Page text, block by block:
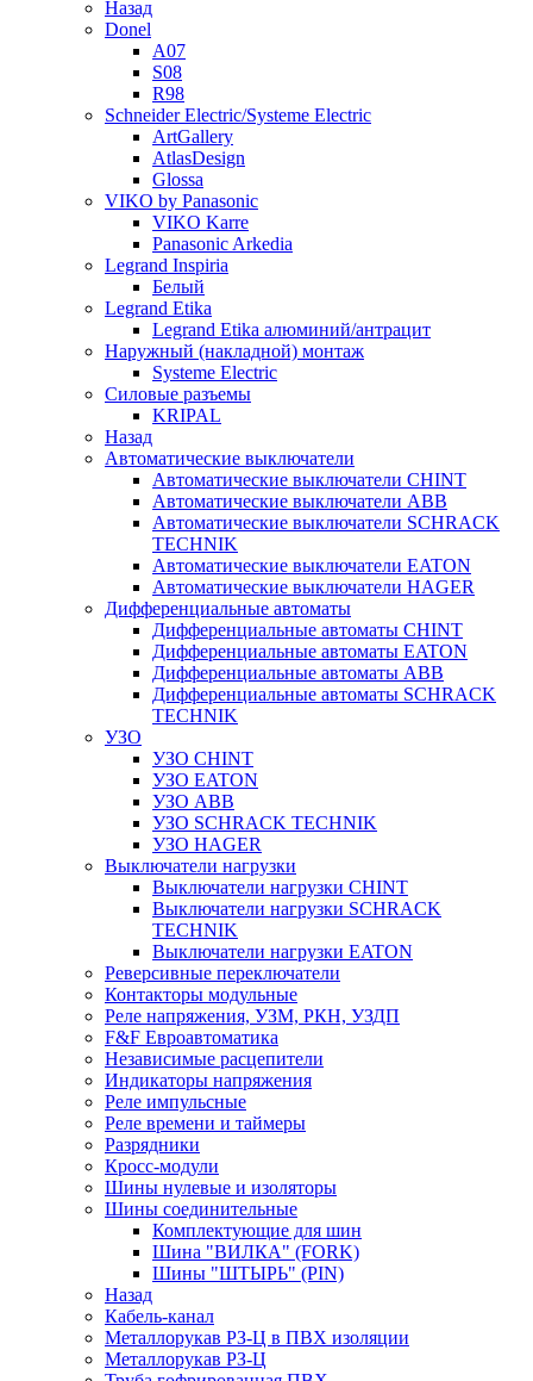
Назад
Donel
A07
S08
R98
Schneider Electric/Systeme Electric
ArtGallery
AtlasDesign
Glossa
VIKO by Panasonic
VIKO Karre
Panasonic Arkedia
Legrand Inspiria
Белый
Legrand Etika
Legrand Etika алюминий/антрацит
Наружный (накладной) монтаж
Systeme Electric
Силовые разъемы
KRIPAL
Назад
Автоматические выключатели
Автоматические выключатели CHINT
Автоматические выключатели ABB
Автоматические выключатели SCHRACK
TECHNIK
Автоматические выключатели EATON
Автоматические выключатели HAGER
Дифференциальные автоматы
Дифференциальные автоматы CHINT
Дифференциальные автоматы EATON
Дифференциальные автоматы ABB
Дифференциальные автоматы SCHRACK
TECHNIK
УЗО
УЗО CHINT
УЗО EATON
УЗО ABB
УЗО SCHRACK TECHNIK
УЗО HAGER
Выключатели нагрузки
Выключатели нагрузки CHINT
Выключатели нагрузки SCHRACK
TECHNIK
Выключатели нагрузки EATON
Реверсивные переключатели
Контакторы модульные
Реле напряжения, УЗМ, РКН, УЗДП
F&F Евроавтоматика
Независимые расцепители
Индикаторы напряжения
Реле импульсные
Реле времени и таймеры
Разрядники
Кросс-модули
Шины нулевые и изоляторы
Шины соединительные
Комплектующие для шин
Шина "ВИЛКА" (FORK)
Шины "ШТЫРЬ" (PIN)
Назад
Кабель-канал
Металлорукав РЗ-Ц в ПВХ изоляции
Металлорукав РЗ-Ц